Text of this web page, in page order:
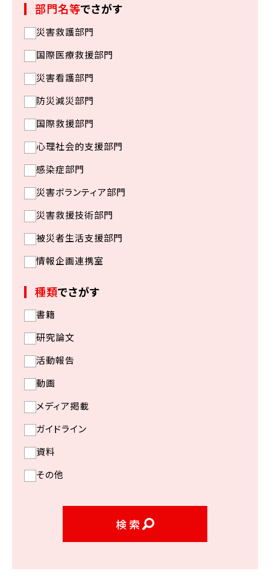
部門名等でさがす
災害救護部門
国際医療救援部門
災害看護部門
防災減災部門
国際救援部門
心理社会的支援部門
感染症部門
災害ボランティア部門
災害救援技術部門
被災者生活支援部門
情報企画連携室
種類でさがす
書籍
研究論文
活動報告
動画
メディア掲載
ガイドライン
資料
その他
検索